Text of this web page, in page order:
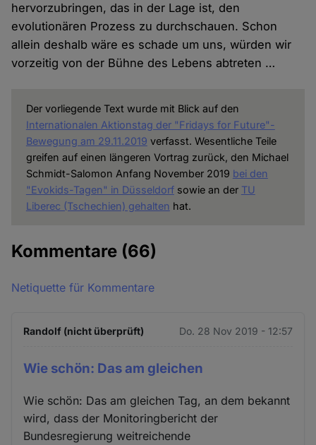
hervorzubringen, das in der Lage ist, den
evolutionären Prozess zu durchschauen. Schon
allein deshalb wäre es schade um uns, würden wir
vorzeitig von der Bühne des Lebens abtreten …
Der vorliegende Text wurde mit Blick auf den
Internationalen Aktionstag der "Fridays for Future"-
Bewegung am 29.11.2019 verfasst. Wesentliche Teile
greifen auf einen längeren Vortrag zurück, den Michael
Schmidt-Salomon Anfang November 2019 bei den
"Evokids-Tagen" in Düsseldorfsowie an der TU
Liberec (Tschechien) gehalten hat.
Kommentare (66)
Netiquette für Kommentare
Randolf (nicht überprüft) Do. 28 Nov 2019 - 12:57
Wie schön: Das am gleichen
Wie schön: Das am gleichen Tag, an dem bekannt
wird, dass der Monitoringbericht der
Bundesregierung weitreichende